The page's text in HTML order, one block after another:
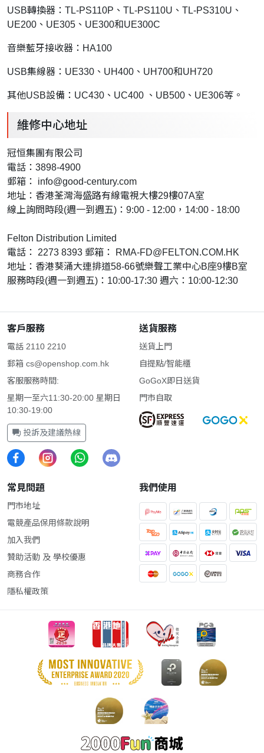
USB轉換器：TL-PS110P、TL-PS110U、TL-PS310U、
UE200、UE305、UE300和UE300C
音樂藍牙接收器：HA100
USB集線器：UE330、UH400、UH700和UH720
其他USB設備：UC430、UC400 、UB500、UE306等。
維修中心地址
冠恒集團有限公司
電話：3898-4900
郵箱： info@good-century.com
地址：香港荃灣海盛路有線電視大樓29樓07A室
線上詢問時段(週一到週五)：9:00 - 12:00，14:00 - 18:00
Felton Distribution Limited
電話： 2273 8393 郵箱：
RMA-FD@FELTON.COM.HK
地址：香港葵涌大連排道58-66號樂聲工業中心B座9樓B室
服務時段(週一到週五)：10:00-17:30 週六：10:00-12:30
客戶服務
電話 2110 2210
郵箱 cs@openshop.com.hk
客服服務時間:
星期一至六11:30-20:00 星期日
10:30-19:00
投訴及建議熱線
送貨服務
送貨上門
自提點/智能櫃
GoGoX即日送貨
門市自取
常見問題
門市地址
電競產品保用條款說明
加入我們
贊助活動 及 學校優惠
商務合作
隱私權政策
我們使用